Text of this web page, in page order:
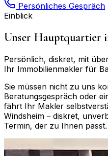
Persönliches Gespräch
Einblick
Unser Hauptquartier
Persönlich, diskret, mit
Ihr Immobilienmakler für
Sie müssen nicht zu uns
Beratungsgespräch oder
fährt Ihr Makler
Windsheim – diskret,
Termin, der zu Ihnen passt.